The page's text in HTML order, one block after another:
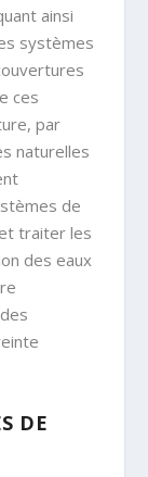
ainsi
systèmes
ces
par
naturelles
de
traiter les
des eaux
DE